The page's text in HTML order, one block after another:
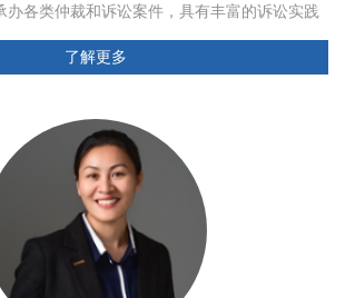
办各类仲裁和诉讼案件，具有丰富的诉讼实践
了解更多